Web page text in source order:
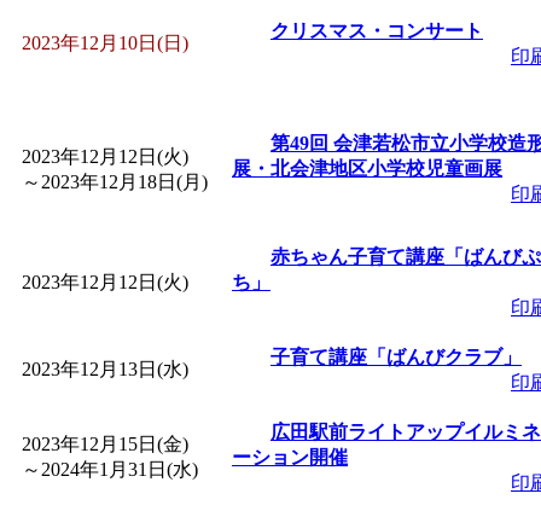
「みなづる号乗車体
「堂島地区歴史ウオ
「みなづる号乗車体
de 健康づくり」」 受
皆鶴姫のこびる塾
～」 受付期間：～
2023年12月10日(日)
クリスマス・コンサート
印
2023年12月12日(火)
～ 2023年12月18日(月)
第49回 会津若松市立小学校造
展・北会津地区小学校児童画展
印
2023年12月12日(火)
赤ちゃん子育て講座「ばんびぷ
ち」
印
2023年12月13日(水)
子育て講座「ばんびクラブ」
印
2023年12月15日(金)
～ 2024年1月31日(水)
広田駅前ライトアップイルミネ
ーション開催
印